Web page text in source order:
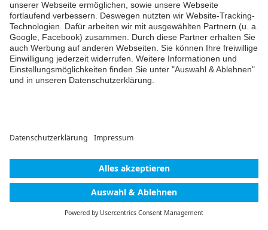
Kommentieren
Kommentar hinzufügen